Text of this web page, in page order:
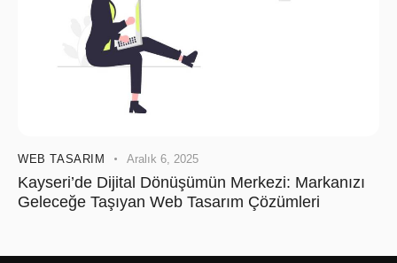
WEB TASARIM Aralık 6, 2025
Kayseri’de Dijital Dönüşümün Merkezi: Markanızı
Geleceğe Taşıyan Web Tasarım Çözümleri